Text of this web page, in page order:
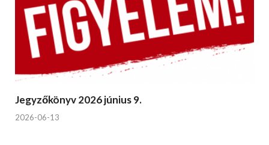
Jegyzőkönyv 2026 június 9.
2026-06-13